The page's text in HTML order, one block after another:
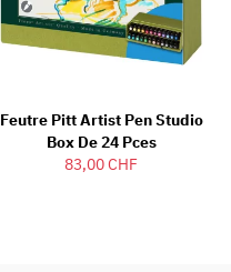
Feutre Pitt Artist Pen Studio
Box De 24 Pces
83,00 CHF